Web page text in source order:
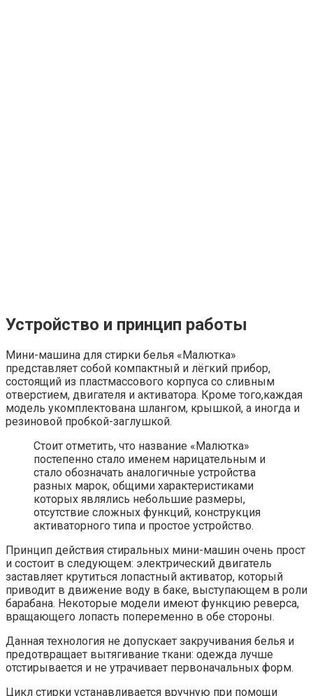
Устройство и принцип работы
Мини-машина для стирки белья «Малютка»
представляет собой компактный и лёгкий прибор,
состоящий из пластмассового корпуса со сливным
отверстием, двигателя и активатора. Кроме того,каждая
модель укомплектована шлангом, крышкой, а иногда и
резиновой пробкой-заглушкой.
Стоит отметить, что название «Малютка»
постепенно стало именем нарицательным и
стало обозначать аналогичные устройства
разных марок, общими характеристиками
которых являлись небольшие размеры,
отсутствие сложных функций, конструкция
активаторного типа и простое устройство.
Принцип действия стиральных мини-машин очень прост
и состоит в следующем: электрический двигатель
заставляет крутиться лопастный активатор, который
приводит в движение воду в баке, выступающем в роли
барабана. Некоторые модели имеют функцию реверса,
вращающего лопасть попеременно в обе стороны.
Данная технология не допускает закручивания белья и
предотвращает вытягивание ткани: одежда лучше
отстирывается и не утрачивает первоначальных форм.
Цикл стирки устанавливается вручную при помощи